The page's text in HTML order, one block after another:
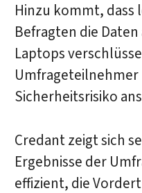
Hinzu kommt, dass
Befragten die
Laptops
Umfrageteilnehmer
Sicherheitsrisiko
Credant zeigt sich
Ergebnisse der
effizient, die